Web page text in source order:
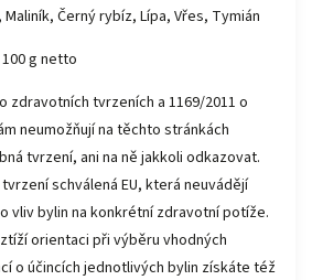
Černý rybíz, Lípa, Vřes, Tymián
g netto
zdravotních tvrzeních a 1169/2011 o
neumožňují na těchto stránkách
tvrzení, ani na ně jakkoli odkazovat.
schválená EU, která neuvádějí
vliv bylin na konkrétní zdravotní potíže.
orientaci při výběru vhodných
o účincích jednotlivých bylin získáte též